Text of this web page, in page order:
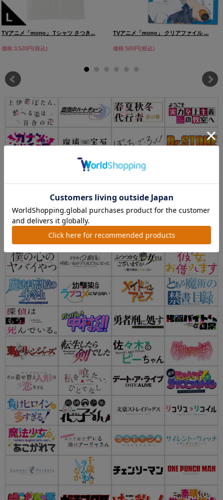
TVアニメ「mono」 Tシャツ さつき...
価格:3,520円(税込)
TVアニメ「mono」 クリアファイル ...
価格:500円(税込)